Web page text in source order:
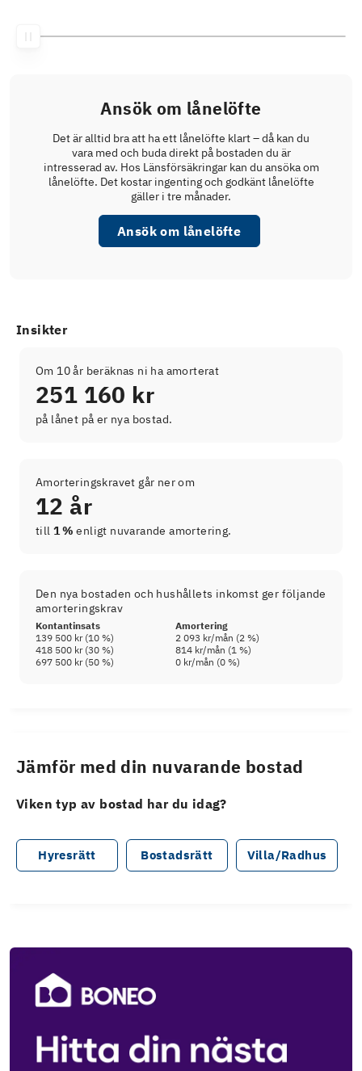
Ansök om lånelöfte
Det är alltid bra att ha ett lånelöfte klart – då kan du
vara med och buda direkt på bostaden du är
intresserad av. Hos Länsförsäkringar kan du ansöka om
lånelöfte. Det kostar ingenting och godkänt lånelöfte
gäller i tre månader.
Ansök om lånelöfte
Insikter
Om 10 år beräknas ni ha amorterat
251 160 kr
på lånet på er nya bostad.
Amorteringskravet går ner om
12 år
till 1 % enligt nuvarande amortering.
Den nya bostaden och hushållets inkomst ger följande
amorteringskrav
Kontantinsats
Amortering
139 500 kr(10 %) 2 093 kr/mån (2 %)
418 500 kr(30 %) 814 kr/mån (1 %)
697 500 kr(50 %) 0 kr/mån (0 %)
Jämför med din nuvarande bostad
Viken typ av bostad har du idag?
Hyresrätt Bostadsrätt Villa/Radhus